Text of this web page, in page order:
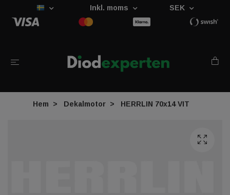
Inkl. moms SEK
Hem Dekalmotor HERRLIN 70x14 VIT